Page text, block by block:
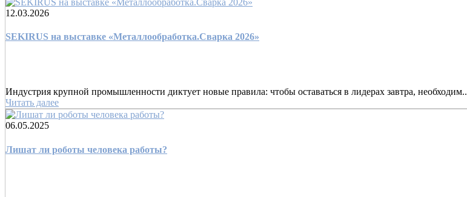
12.03.2026
SEKIRUS на выставке «Металлообработка.Сварка 2026»
Индустрия крупной промышленности диктует новые правила: чтобы оставаться в лидерах завтра, необходим..
Читать далее
06.05.2025
Лишат ли роботы человека работы?